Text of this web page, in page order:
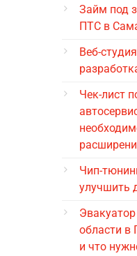
Займ под
ПТС в
Веб-
Чек-лист
Чип-
улучшить
области в
и что